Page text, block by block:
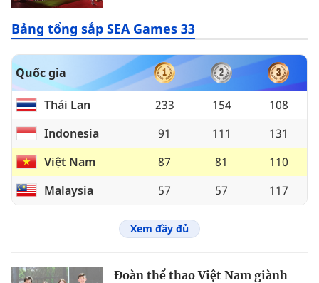
Bảng tổng sắp SEA Games 33
Quốc gia
Thái Lan 233 154
108
Indonesia
91 111
131
Việt Nam
87 81
110
Malaysia
57 57 117
Xem đầy đủ
Đoàn thể thao Việt Nam giành